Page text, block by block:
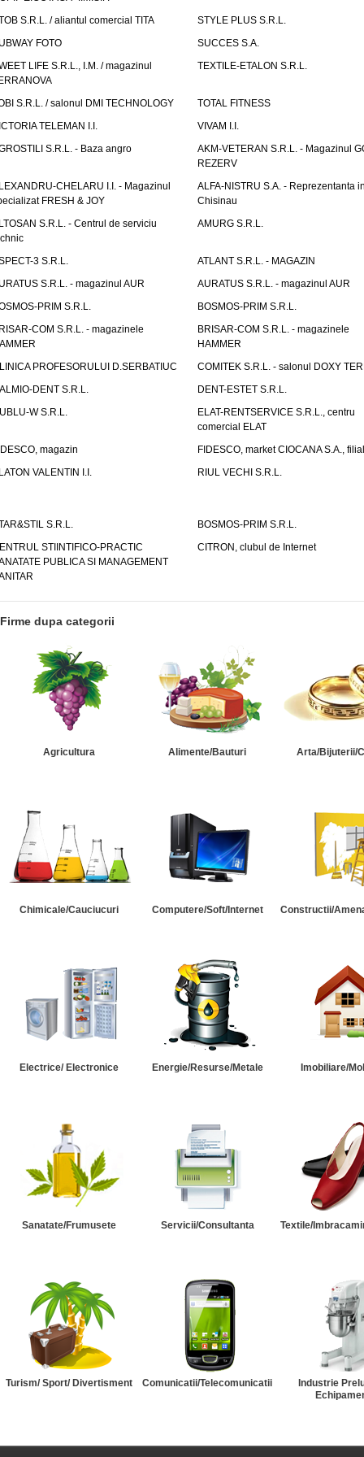
S.R.L. / aliantul comercial TITA
STYLE PLUS S.R.L.
FOTO
SUCCES S.A.
LIFE S.R.L., I.M. / magazinul
TEXTILE-ETALON S.R.L.
S.R.L. / salonul DMI TECHNOLOGY
TOTAL FITNESS
TELEMAN I.I.
VIVAM I.I.
S.R.L. - Baza angro
AKM-VETERAN S.R.L. - Magazinul
REZERV
CHELARU I.I. - Magazinul
FRESH & JOY
ALFA-NISTRU S.A. - Reprezentanta
Chisinau
S.R.L. - Centrul de serviciu
AMURG S.R.L.
3 S.R.L.
ATLANT S.R.L. - MAGAZIN
S.R.L. - magazinul AUR
AURATUS S.R.L. - magazinul AUR
PRIM S.R.L.
BOSMOS-PRIM S.R.L.
COM S.R.L. - magazinele
BRISAR-COM S.R.L. - magazinele
HAMMER
PROFESORULUI D.SERBATIUC
COMITEK S.R.L. - salonul DOXY
DENT S.R.L.
DENT-ESTET S.R.L.
W S.R.L.
ELAT-RENTSERVICE S.R.L., centru
comercial ELAT
magazin
FIDESCO, market CIOCANA S.A.,
VALENTIN I.I.
RIUL VECHI S.R.L.
S.R.L.
BOSMOS-PRIM S.R.L.
STIINTIFICO-PRACTIC
PUBLICA SI MANAGEMENT
CITRON, clubul de Internet
Firme dupa categorii
Agricultura Alimente/Bauturi Arta/Bijuterii/
Chimicale/Cauciucuri Computere/Soft/Internet Constructii/
Electrice/ Electronice Energie/Resurse/Metale Imobiliare/
Sanatate/Frumusete Servicii/Consultanta Textile/
Turism/ Sport/ Divertisment Comunicatii/Telecomunicatii
Industrie